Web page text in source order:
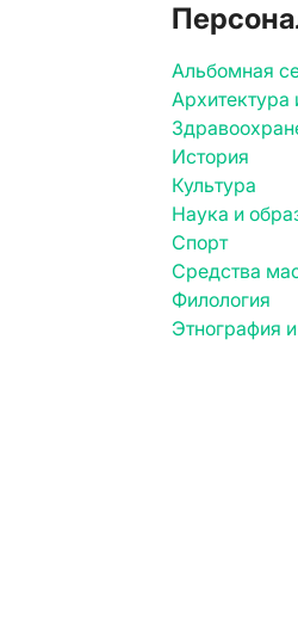
Альбомная
Архитектура
История
Культура
Наука и
Спорт
Средства
Филология
Этнография